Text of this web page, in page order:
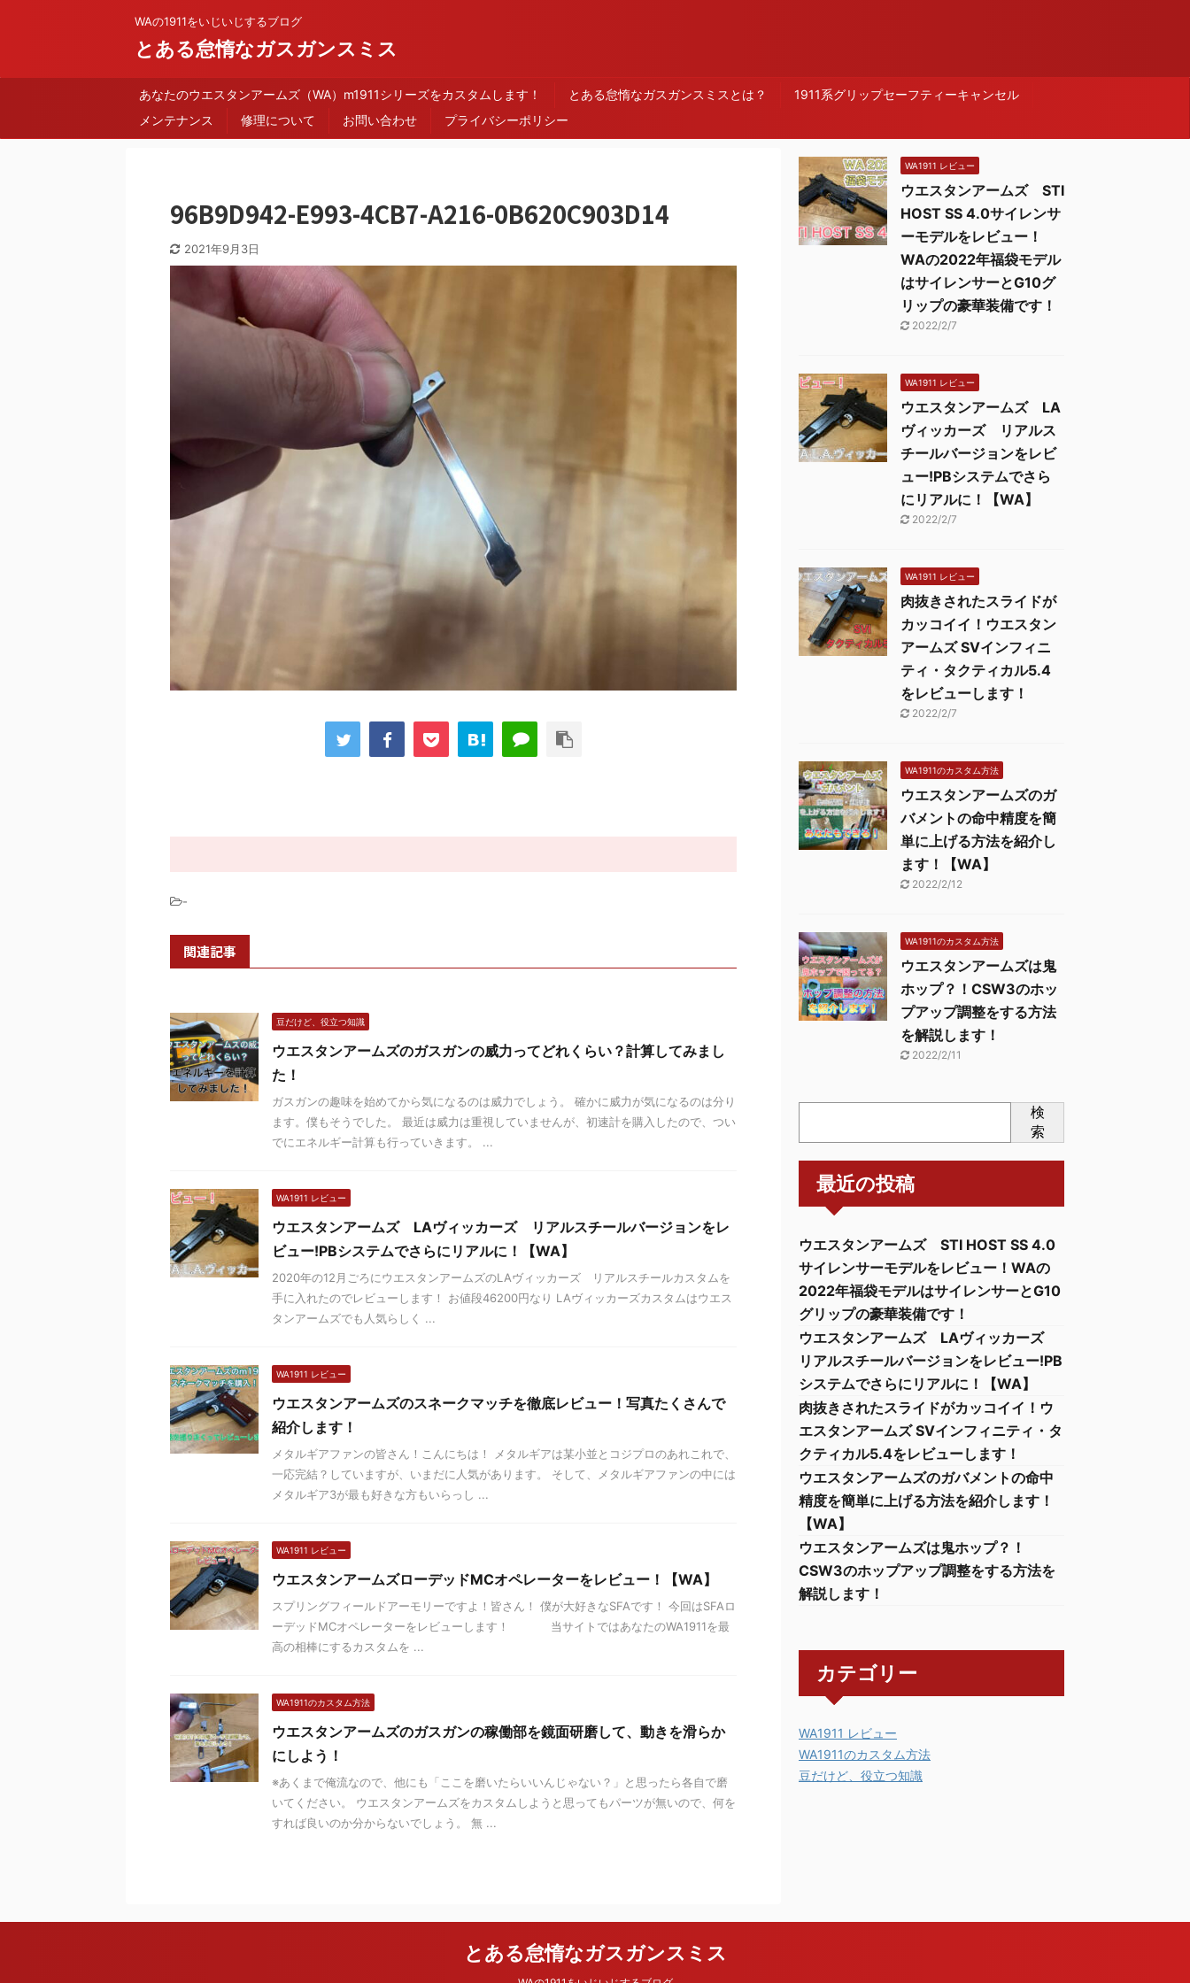
WAの1911をいじいじするブログ
とある怠惰なガスガンスミス
あなたのウエスタンアームズ（WA）m1911シリーズをカスタムします！ とある怠惰なガスガンスミスとは？
1911系グリップセーフティーキャンセル
メンテナンス
修理について お問い合わせ プライバシーポリシー
96B9D942-E993-4CB7-A216-0B620C903D14
2021年9月3日
-
関連記事
豆だけど、役立つ知識
ウエスタンアームズのガスガンの威力ってどれくらい？計算してみまし
た！
ガスガンの趣味を始めてから気になるのは威力でしょう。 確かに威力が気になるのは分り
ます。僕もそうでした。 最近は威力は重視していませんが、初速計を購入したので、つい
でにエネルギー計算も行っていきます。 ...
WA1911 レビュー
ウエスタンアームズ LAヴィッカーズ リアルスチールバージョンをレ
ビュー!PBシステムでさらにリアルに！【WA】
2020年の12月ごろにウエスタンアームズのLAヴィッカーズ リアルスチールカスタムを
手に入れたのでレビューします！ お値段46200円なり LAヴィッカーズカスタムはウエス
タンアームズでも人気らしく ...
WA1911 レビュー
ウエスタンアームズのスネークマッチを徹底レビュー！写真たくさんで
紹介します！
メタルギアファンの皆さん！こんにちは！ メタルギアは某小並とコジプロのあれこれで、
一応完結？していますが、いまだに人気があります。 そして、メタルギアファンの中には
メタルギア3が最も好きな方もいらっし ...
WA1911 レビュー
ウエスタンアームズローデッドMCオペレーターをレビュー！【WA】
スプリングフィールドアーモリーですよ！皆さん！ 僕が大好きなSFAです！ 今回はSFAロ
ーデッドMCオペレーターをレビューします！ 当サイトではあなたのWA1911を最
高の相棒にするカスタムを ...
WA1911のカスタム方法
ウエスタンアームズのガスガンの稼働部を鏡面研磨して、動きを滑らか
にしよう！
※あくまで俺流なので、他にも「ここを磨いたらいいんじゃない？」と思ったら各自で磨
いてください。 ウエスタンアームズをカスタムしようと思ってもパーツが無いので、何を
すれば良いのか分からないでしょう。 無 ...
WA1911 レビュー
ウエスタンアームズ STI
HOST SS 4.0サイレンサ
ーモデルをレビュー！
WAの2022年福袋モデル
はサイレンサーとG10グ
リップの豪華装備です！
2022/2/7
WA1911 レビュー
ウエスタンアームズ LA
ヴィッカーズ リアルス
チールバージョンをレビ
ュー!PBシステムでさら
にリアルに！【WA】
2022/2/7
WA1911 レビュー
肉抜きされたスライドが
カッコイイ！ウエスタン
アームズ SVインフィニ
ティ・タクティカル5.4
をレビューします！
2022/2/7
WA1911のカスタム方法
ウエスタンアームズのガ
バメントの命中精度を簡
単に上げる方法を紹介し
ます！【WA】
2022/2/12
WA1911のカスタム方法
ウエスタンアームズは鬼
ホップ？！CSW3のホッ
プアップ調整をする方法
を解説します！
2022/2/11
検
索
最近の投稿
ウエスタンアームズ STI HOST SS 4.0
サイレンサーモデルをレビュー！WAの
2022年福袋モデルはサイレンサーとG10
グリップの豪華装備です！
ウエスタンアームズ LAヴィッカーズ
リアルスチールバージョンをレビュー!PB
システムでさらにリアルに！【WA】
肉抜きされたスライドがカッコイイ！ウ
エスタンアームズ SVインフィニティ・タ
クティカル5.4をレビューします！
ウエスタンアームズのガバメントの命中
精度を簡単に上げる方法を紹介します！
【WA】
ウエスタンアームズは鬼ホップ？！
CSW3のホップアップ調整をする方法を
解説します！
カテゴリー
WA1911 レビュー
WA1911のカスタム方法
豆だけど、役立つ知識
とある怠惰なガスガンスミス